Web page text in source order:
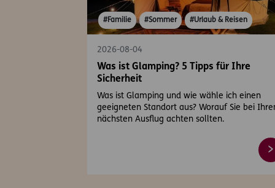
#Familie #Sommer #Urlaub & Reisen
2026-08-04
Was ist Glamping? 5 Tipps für Ihre
Sicherheit
Was ist Glamping und wie wähle ich einen
geeigneten Standort aus? Worauf Sie bei
nächsten Ausflug achten sollten.